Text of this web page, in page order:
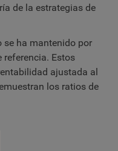
de la estrategias de
se ha mantenido por
referencia. Estos
ajustada al
los ratios de